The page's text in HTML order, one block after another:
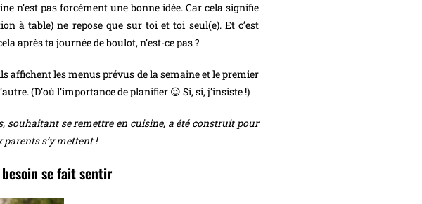
n’est pas forcément une bonne idée. Car cela signifie
à table) ne repose que sur toi et toi seul(e). Et c’est
après ta journée de boulot, n’est-ce pas ?
affichent les menus prévus de la semaine et le premier
(D’où l’importance de planifier 😉 Si, si, j’insiste !)
souhaitant se remettre en cuisine, a été construit pour
s’y mettent !
se fait sentir